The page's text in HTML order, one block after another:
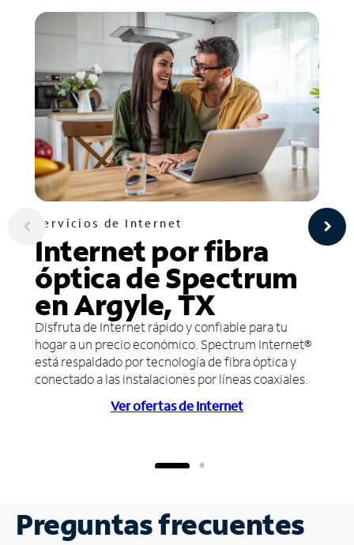
Servicios de Internet
Internet por fibra
óptica de Spectrum
en Argyle, TX
Disfruta de Internet rápido y confiable para tu
hogar a un precio económico. Spectrum Internet®
está respaldado por tecnología de fibra óptica y
conectado a las instalaciones por líneas coaxiales.
Ver ofertas de Internet
Preguntas frecuentes